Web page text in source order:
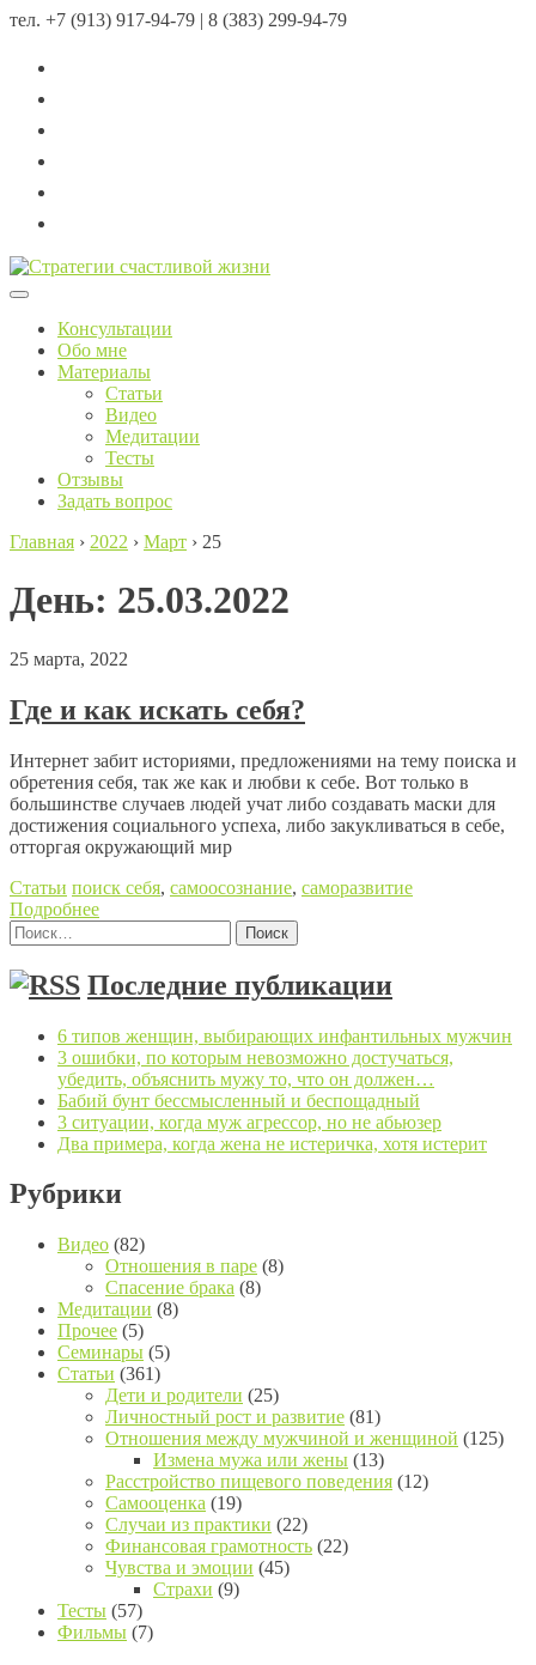
тел. +7 (913) 917-94-79 | 8 (383) 299-94-79
Menu
Консультации
Обо мне
Материалы
Статьи
Видео
Медитации
Тесты
Отзывы
Задать вопрос
Главная › 2022 › Март › 25
День: 25.03.2022
25 марта, 2022
Где и как искать себя?
Интернет забит историями, предложениями на тему поиска и
обретения себя, так же как и любви к себе. Вот только в
большинстве случаев людей учат либо создавать маски для
достижения социального успеха, либо закукливаться в себе,
отторгая окружающий мир
Статьи поиск себя, самоосознание, саморазвитие
Подробнее
Найти:
Последние публикации
6 типов женщин, выбирающих инфантильных мужчин
3 ошибки, по которым невозможно достучаться,
убедить, объяснить мужу то, что он должен…
Бабий бунт бессмысленный и беспощадный
3 ситуации, когда муж агрессор, но не абьюзер
Два примера, когда жена не истеричка, хотя истерит
Рубрики
Видео (82)
Отношения в паре (8)
Спасение брака (8)
Медитации (8)
Прочее (5)
Семинары (5)
Статьи (361)
Дети и родители (25)
Личностный рост и развитие (81)
Отношения между мужчиной и женщиной (125)
Измена мужа или жены (13)
Расстройство пищевого поведения (12)
Самооценка (19)
Случаи из практики (22)
Финансовая грамотность (22)
Чувства и эмоции (45)
Страхи (9)
Тесты (57)
Фильмы (7)